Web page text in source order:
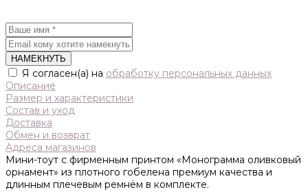
НАМЕКНУТЬ
Я согласен(а) на обработку персональных данных
Описание
Размер и характеристики
Состав и уход
Доставка
Обмен и возврат
Адреса магазинов
Мини-тоут с фирменным принтом «Монограмма оливковый
орнамент» из плотного гобелена премиум качества и
длинным плечевым ремнём в комплекте.